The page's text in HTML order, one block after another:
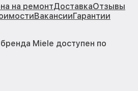
на ремонтДоставкаОтзывы
ВакансииГарантии
Miele доступен по